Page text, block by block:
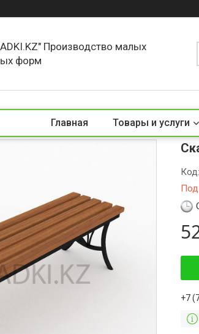
Производство малых
форм
Главная Товары и услуги
Под
+7